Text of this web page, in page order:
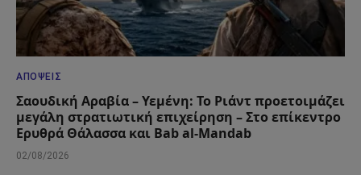
ΑΠΌΨΕΙΣ
Σαουδική Αραβία – Υεμένη: Το Ριάντ προετοιμάζει
μεγάλη στρατιωτική επιχείρηση – Στο επίκεντρο
Ερυθρά Θάλασσα και Bab al-Mandab
02/08/2026